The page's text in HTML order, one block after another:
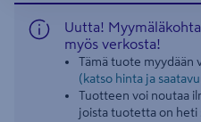
Uutta!
myös verkosta!
Tämä tuote myydään
(katso hinta ja
Tuotteen voi noutaa
joista tuotetta on heti